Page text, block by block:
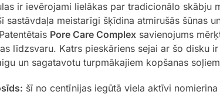
ir ievērojami lielākas par tradicionālo
sastāvdaļa meistarīgi šķīdina atmirušās šūnas
Pore Care Complexsavienojums
līdzsvaru. Katrs pieskāriens sejai ar šo disku
un sagatavotu turpmākajiem kopšanas
šī no centīnijas iegūtā viela aktīvi